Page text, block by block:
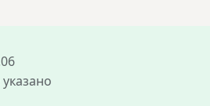
известны заранее.